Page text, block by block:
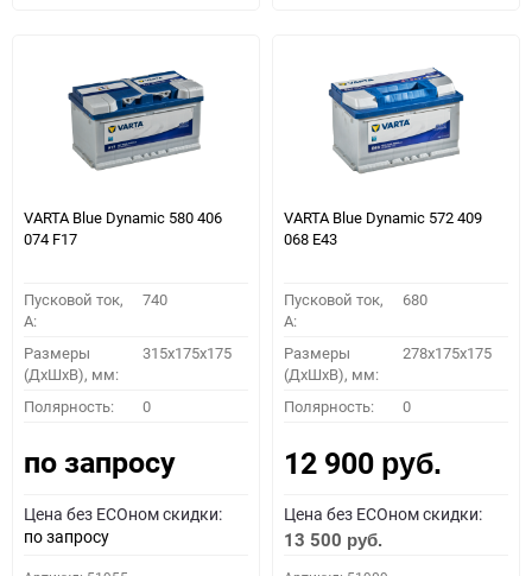
VARTA Blue Dynamic 580 406
074 F17
Пусковой ток,
A:
740
Размеры
(ДхШхВ), мм:
315x175x175
Полярность: 0
по запросу
Цена без ECOном скидки:
по запросу
VARTA Blue Dynamic 572 409
068 E43
Пусковой ток,
A:
680
Размеры
(ДхШхВ), мм:
278x175x175
Полярность: 0
12 900 руб.
Цена без ECOном скидки:
13 500 руб.